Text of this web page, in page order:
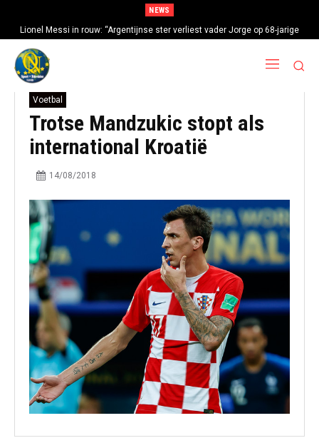
NEWS
Lionel Messi in rouw: “Argentijnse ster verliest vader Jorge op 68-jarige
leeftijd na gezondheidsproblemen”
Voetbal
Trotse Mandzukic stopt als
international Kroatië
14/08/2018